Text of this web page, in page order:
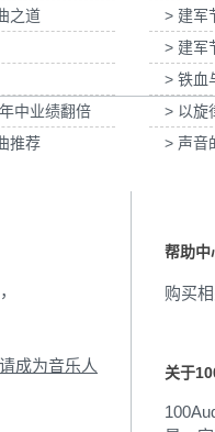
之道
中业绩翻倍
推荐
> 建军
> 建军
> 铁血
> 以旋
> 声音
成为音乐人
帮助中
购买
关于